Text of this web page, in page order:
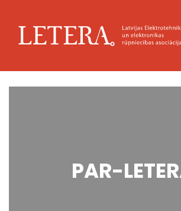
PAR-